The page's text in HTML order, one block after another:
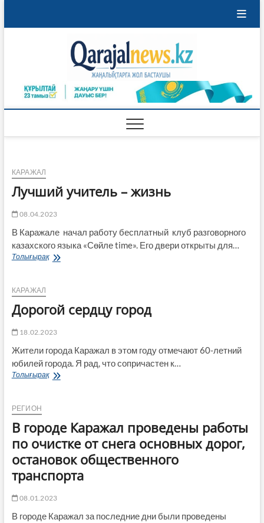
КАРАЖАЛ
Лучший учитель – жизнь
08.04.2023
В Каражале начал работу бесплатный клуб разговорного
казахского языка «Сөйле time». Его двери открыты для…
ТолығырақЛучший
КАРАЖАЛ
Дорогой сердцу город
18.02.2023
Жители города Каражал в этом году отмечают 60-летний
юбилей города. Я рад, что сопричастен к…
ТолығырақДорогой
РЕГИОН
В городе Каражал проведены работы
по очистке от снега основных дорог,
остановок общественного
транспорта
08.01.2023
В городе Каражал за последние дни были проведены